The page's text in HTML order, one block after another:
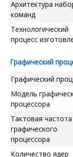
Архитектура
команд
Технологический
процесс
Графический
Графический
Модель
процессора
Тактовая частота
графического
процессора
Количество ядер